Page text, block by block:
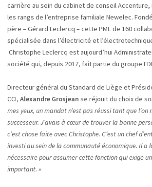
carrière au sein du cabinet de conseil Accenture,
les rangs de l’entreprise familiale Newelec.
père – Gérard Leclercq – cette PME de 160
spécialisée dans l’électricité et
Christophe Leclercq est aujourd’hui
société qui, depuis 2017, fait partie du groupe
Directeur général du Standard de Liège et
CCI, Alexandre Grosjean se réjouit du choix de
mes yeux, un mandat n’est pas réussi tant que l’on
successeur. J’avais à cœur de trouver la bonne
c’est chose faite avec Christophe. C’est un chef
investi au sein de la communauté économique. Il a
nécessaire pour assumer cette fonction qui exige
important. »